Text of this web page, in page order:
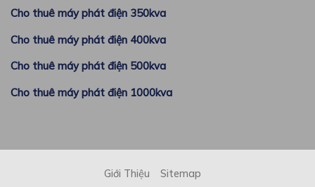
Cho thuê máy phát điện 350kva
Cho thuê máy phát điện 400kva
Cho thuê máy phát điện 500kva
Cho thuê máy phát điện 1000kva
Giới Thiệu Sitemap